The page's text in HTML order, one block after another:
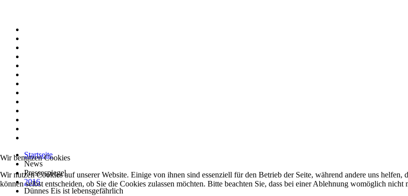
Startseite
News
Pressespiegel
2016
Dünnes Eis ist lebensgefährlich
Wir benutzen Cookies
Wir nutzen Cookies auf unserer Website. Einige von ihnen sind essenziell für den Betrieb der Seite, während andere uns
können selbst entscheiden, ob Sie die Cookies zulassen möchten. Bitte beachten Sie, dass bei einer Ablehnung womöglich